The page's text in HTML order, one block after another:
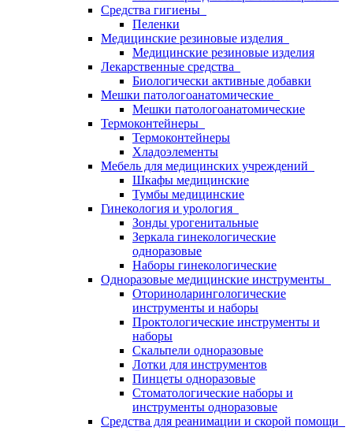
Средства гигиены
Пеленки
Медицинские резиновые изделия
Медицинские резиновые изделия
Лекарственные средства
Биологически активные добавки
Мешки патологоанатомические
Мешки патологоанатомические
Термоконтейнеры
Термоконтейнеры
Хладоэлементы
Мебель для медицинских учреждений
Шкафы медицинские
Тумбы медицинские
Гинекология и урология
Зонды урогенитальные
Зеркала гинекологические
одноразовые
Наборы гинекологические
Одноразовые медицинские инструменты
Оториноларингологические
инструменты и наборы
Проктологические инструменты и
наборы
Скальпели одноразовые
Лотки для инструментов
Пинцеты одноразовые
Стоматологические наборы и
инструменты одноразовые
Средства для реанимации и скорой помощи